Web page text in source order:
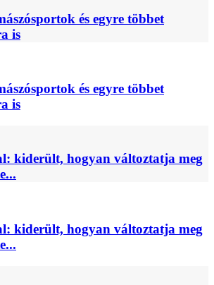
és egyre többet
is
és egyre többet
is
kiderült, hogyan változtatja meg
kiderült, hogyan változtatja meg